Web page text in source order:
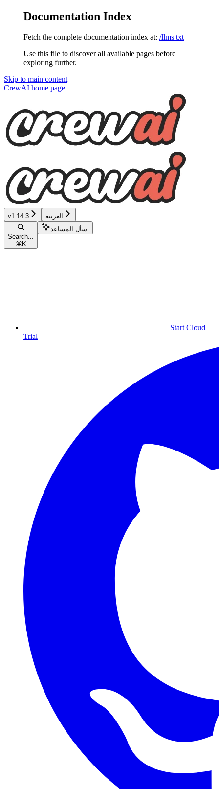
Documentation Index
Fetch the complete documentation index at: /llms.txt
Use this file to discover all available pages before
exploring further.
Skip to main content
CrewAI home page
v1.14.3 العربية
Search...
⌘ K
اسأل المساعد
Start Cloud
Trial